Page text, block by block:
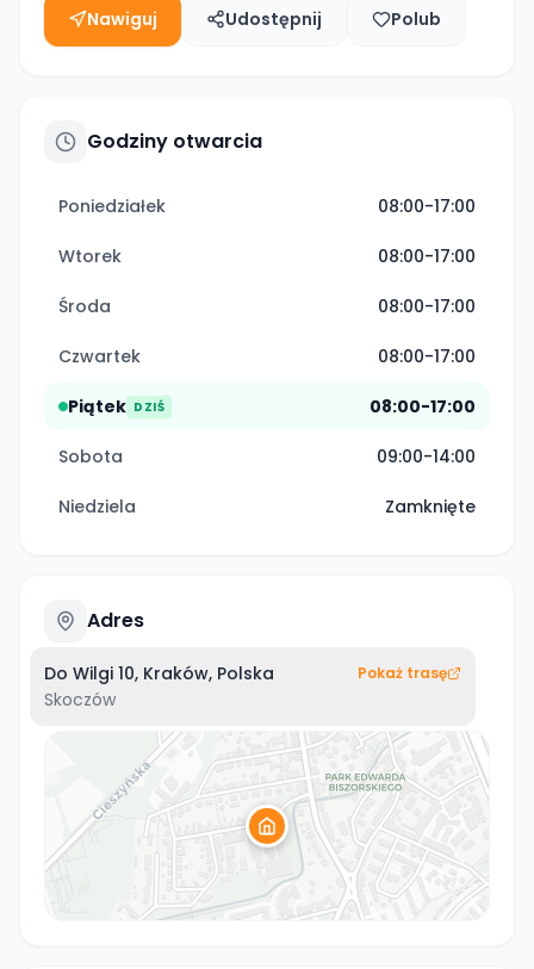
Nawiguj Udostępnij Polub
Godziny otwarcia
Poniedziałek 08:00-17:00
Wtorek 08:00-17:00
Środa 08:00-17:00
Czwartek 08:00-17:00
Piątek DZIŚ 08:00-17:00
Sobota 09:00-14:00
Niedziela Zamknięte
Adres
Do Wilgi 10, Kraków, Polska
Skoczów
Pokaż trasę